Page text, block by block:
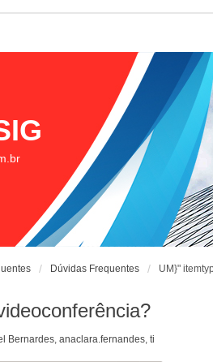
UM}"
Dúvidas Frequentes
Bernardes, anaclara.fernandes, ti